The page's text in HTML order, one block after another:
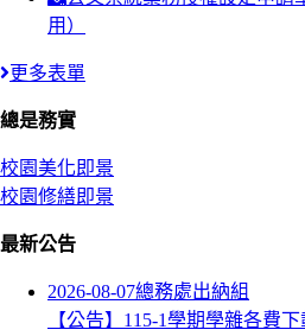
用）
更多表單
總是務實
校園美化即景
校園修繕即景
最新公告
2026-08-07總務處出納組
【公告】115-1學期學雜各費